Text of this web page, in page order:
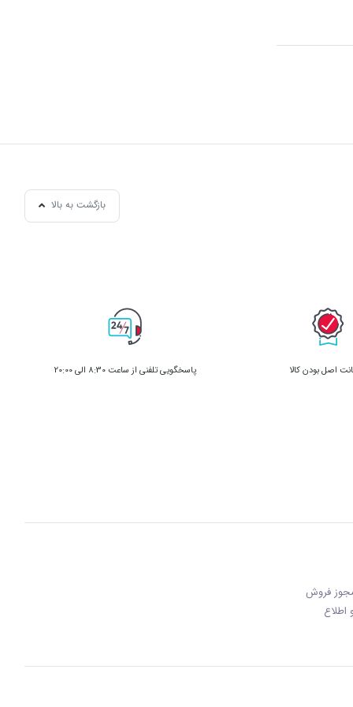
بازگشت به بالا
اصل بودن کالا پاسخگویی تلفنی از ساعت 8:30 الی 20:00
مجوز فروش
و اطلاع